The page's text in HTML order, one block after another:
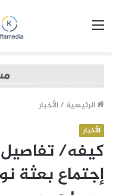
الرئيسية /الأخبار
الأخبار
كيفه/
إجتماع بعثة